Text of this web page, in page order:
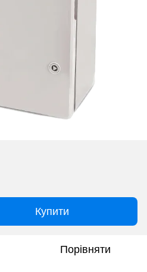
Купити
Порівняти